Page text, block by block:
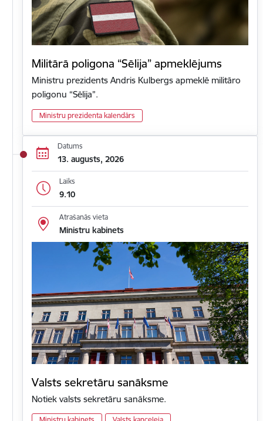
Militārā poligona “Sēlija” apmeklējums
Ministru prezidents Andris Kulbergs apmeklē militāro
poligonu “Sēlija”.
Ministru prezidenta kalendārs
Datums
13. augusts, 2026
Laiks
9.10
Atrašanās vieta
Ministru kabinets
Valsts sekretāru sanāksme
Notiek valsts sekretāru sanāksme.